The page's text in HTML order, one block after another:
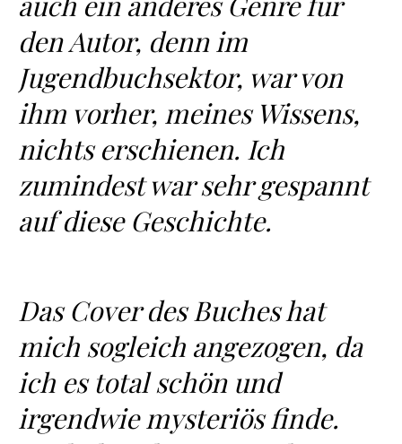
den Autor, denn im
Jugendbuchsektor, war von
ihm vorher, meines Wissens,
nichts erschienen. Ich
zumindest war sehr gespannt
auf diese Geschichte.
Das Cover des Buches hat
mich sogleich angezogen, da
ich es total schön und
irgendwie mysteriös finde.